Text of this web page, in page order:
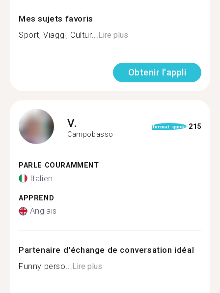
Mes sujets favoris
Sport, Viaggi, Cultur...Lire plus
Obtenir l'appli
V.
Campobasso
format_quote 215
PARLE COURAMMENT
Italien
APPREND
Anglais
Partenaire d'échange de conversation idéal
Funny perso...Lire plus